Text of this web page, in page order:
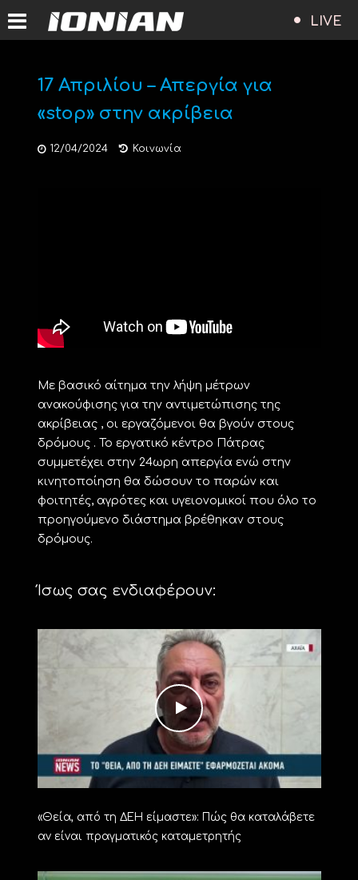
LIVE
17 Απριλίου – Απεργία για
«stop» στην ακρίβεια
12/04/2024 Κοινωνία
Με βασικό αίτημα την λήψη μέτρων
ανακούφισης για την αντιμετώπισης της
ακρίβειας , οι εργαζόμενοι θα βγούν στους
δρόμους . Το εργατικό κέντρο Πάτρας
συμμετέχει στην 24ωρη απεργία ενώ στην
κινητοποίηση θα δώσουν το παρών και
φοιτητές, αγρότες και υγειονομικοί που όλο το
προηγούμενο διάστημα βρέθηκαν στους
δρόμους.
Ίσως σας ενδιαφέρουν:
«Θεία, από τη ΔΕΗ είμαστε»: Πώς θα καταλάβετε
αν είναι πραγματικός καταμετρητής